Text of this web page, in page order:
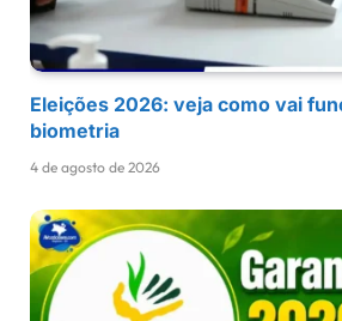
Eleições 2026: veja como vai
biometria
4 de agosto de 2026